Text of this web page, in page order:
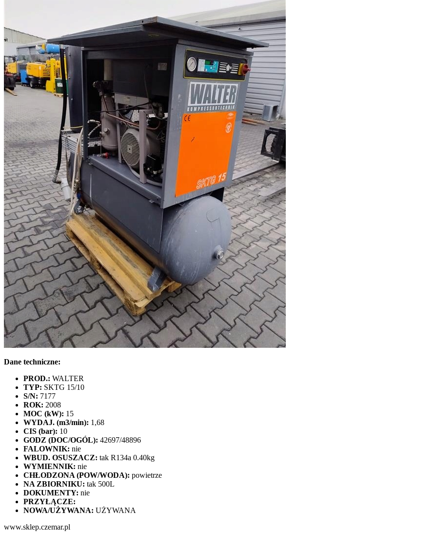
Dane techniczne:
PROD.: WALTER
TYP: SKTG 15/10
S/N: 7177
ROK: 2008
MOC (kW): 15
WYDAJ. (m3/min): 1,68
CIS (bar): 10
GODZ (DOC/OGÓL): 42697/48896
FALOWNIK: nie
WBUD. OSUSZACZ: tak R134a 0.40kg
WYMIENNIK: nie
CHŁODZONA (POW/WODA): powietrze
NA ZBIORNIKU: tak 500L
DOKUMENTY: nie
PRZYŁĄCZE:
NOWA/UŻYWANA: UŻYWANA
www.sklep.czemar.pl